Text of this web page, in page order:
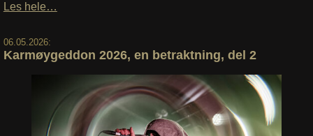
Les hele…
06.05.2026:
Karmøygeddon 2026, en betraktning, del 2